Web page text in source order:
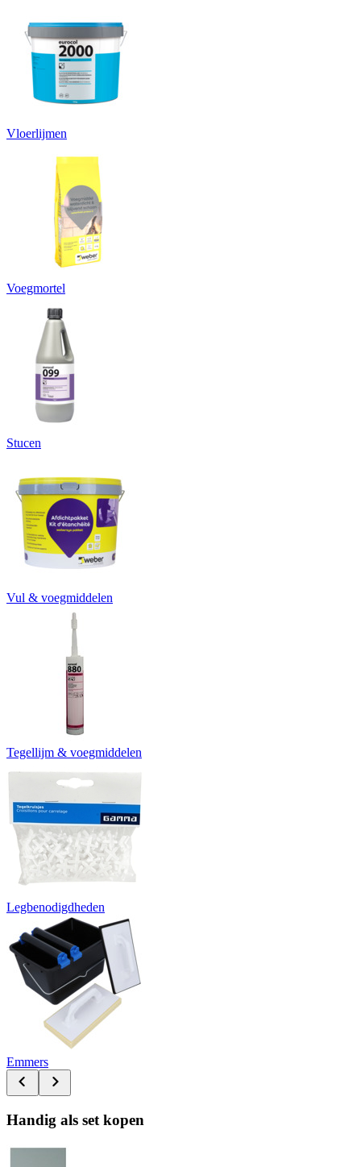
Vloerlijmen
Voegmortel
Stucen
Vul & voegmiddelen
Tegellijm & voegmiddelen
Legbenodigdheden
Emmers
Handig als set kopen